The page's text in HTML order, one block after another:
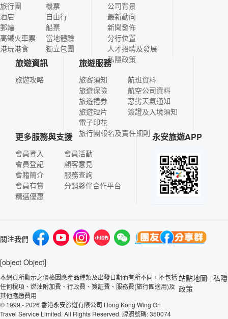
旅行團
酒店
郵輪
高鐵火車票
港玩港食
機票
自由行
船票
當地體驗
獨立包團
公司背景
最新動向
新聞發佈
分行位置
人才招聘及發展
私隱政策
旅遊資訊
旅遊攻略
旅遊服務
旅客須知
旅遊保險
旅遊禮券
旅遊短片
電子印花
航班資料
航空公司資料
惡劣天氣通知
簽證及入境須知
旅行團報名及責任細則
更多服務與支援
會員登入
會員登記
會籍簡介
會員有賞
精選優惠
會員活動
顧客意見
服務查詢
分銷夥伴合作平台
永安旅遊APP
關注我們
[object Object]
本網頁所顯示之價格因應產品種類及出發日期而有所不同，不包括
任何稅項、燃油附加費、行政費、簽証費、服務費(旅行團適用)及
其他應繳費用
© 1999 - 2026 香港永安旅遊有限公司 Hong Kong Wing On
Travel Service Limited. All Rights Reserved. 牌照號碼: 350074
站點地圖 | 私隱
政策